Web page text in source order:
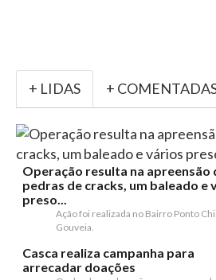
+ LIDAS +
Operação resulta na apreensão
pedras de cracks, um baleado e
preso...
Ação foi realizada no Bairro Ponto
Gouveia.
Casca realiza campanha para
arrecadar doações